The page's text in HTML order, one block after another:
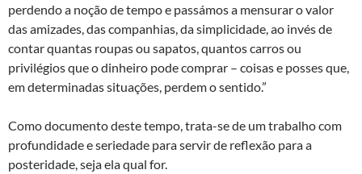
perdendo a noção de tempo e passámos a mensurar o valor
das amizades, das companhias, da simplicidade, ao invés de
contar quantas roupas ou sapatos, quantos carros ou
privilégios que o dinheiro pode comprar – coisas e posses que,
em determinadas situações, perdem o sentido.”
Como documento deste tempo, trata-se de um trabalho com
profundidade e seriedade para servir de reflexão para a
posteridade, seja ela qual for.